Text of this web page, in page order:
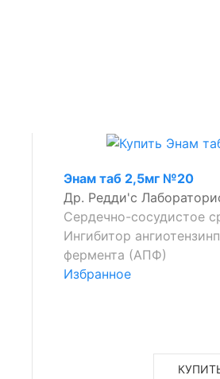
Энам таб 2,5мг №20
Др. Редди'с
Сердечно-сосудистое
Ингибитор
фермента (АПФ)
Избранное